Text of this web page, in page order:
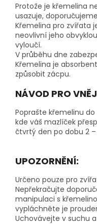
Protože je křemelina
usazuje,
Křemelina pro zvířata
neovlivní jeho
vyloučí.
V průběhu dne
Křemelina je
způsobit zácpu.
NÁVOD PRO
Poprašte křemelinu
kde váš mazlíček
čtvrtý den po dobu 2
UPOZORNĚNÍ:
Určeno pouze pro
Nepřekračujte
manipulaci s
vypláchněte je
Uchovávejte v suchu